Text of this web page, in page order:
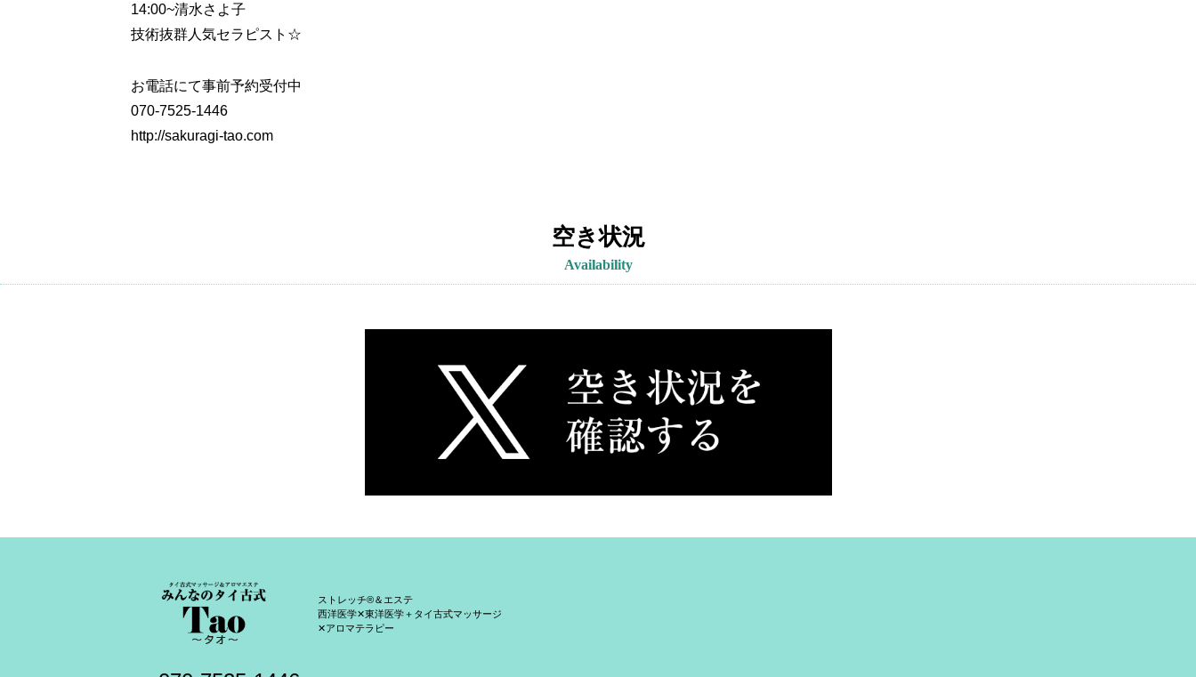
14:00~清水さよ子
技術抜群人気セラピスト☆
お電話にて事前予約受付中
070-7525-1446
http://sakuragi-tao.com
空き状況
Availability
ストレッチ®＆エステ
西洋医学✕東洋医学＋タイ古式マッサージ
✕アロマテラピー